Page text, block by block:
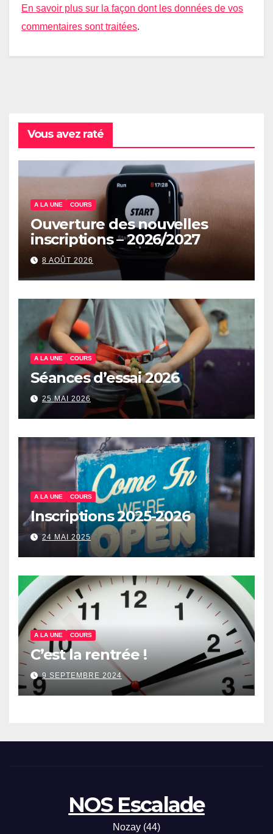
En savoir plus sur la façon dont les données de vos
commentaires sont traitées.
Vous avez raté
A LA UNE COURS
Ouverture des nouvelles
inscriptions – 2026/2027
8 AOÛT 2026
A LA UNE COURS
Séances d’essai 2026
25 MAI 2026
A LA UNE COURS
Inscriptions 2025-2026
24 MAI 2025
A LA UNE COURS
C’est la rentrée !
9 SEPTEMBRE 2024
NOS Escalade
Nozay (44)